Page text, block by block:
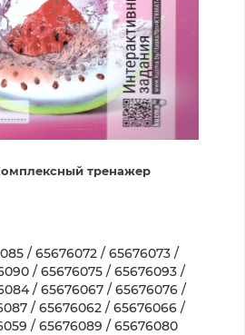
тренажер
/ 65676072 / 65676073 /
/ 65676075 / 65676093 /
/ 65676067 / 65676076 /
/ 65676062 / 65676066 /
/ 65676089 / 65676080